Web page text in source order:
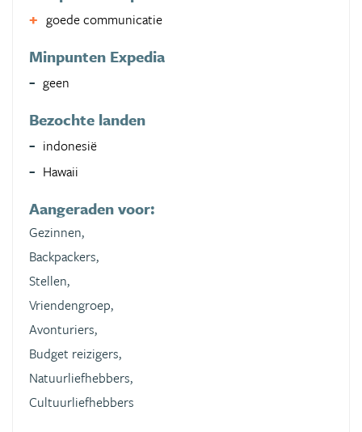
goede communicatie
Minpunten Expedia
geen
Bezochte landen
indonesië
Hawaii
Aangeraden voor:
Gezinnen,
Backpackers,
Stellen,
Vriendengroep,
Avonturiers,
Budget reizigers,
Natuurliefhebbers,
Cultuurliefhebbers